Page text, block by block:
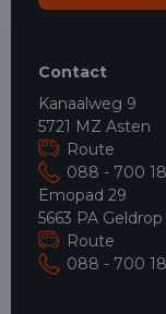
Contact
Kanaalweg 9
5721 MZ Asten
Route
088 - 700
Emopad 29
5663 PA Geldrop
Route
088 - 700